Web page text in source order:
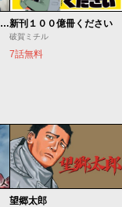
ただ静かに消え去るつもりでした新刊１００億冊ください
破賀ミチル
7話無料
望郷太郎